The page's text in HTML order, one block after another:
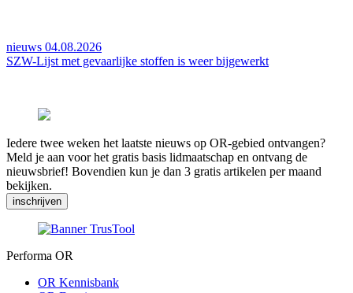
nieuws 04.08.2026
SZW-Lijst met gevaarlijke stoffen is weer bijgewerkt
Iedere twee weken het laatste nieuws op OR-gebied ontvangen?
Meld je aan voor het gratis basis lidmaatschap en ontvang de
nieuwsbrief! Bovendien kun je dan 3 gratis artikelen per maand
bekijken.
inschrijven
Performa OR
OR Kennisbank